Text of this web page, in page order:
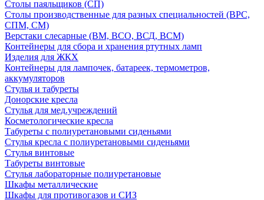
Столы паяльщиков (СП)
Столы производственные для разных специальностей (ВРС,
СПМ, СМ)
Верстаки слесарные (ВМ, ВСО, ВСД, ВСМ)
Контейнеры для сбора и хранения ртутных ламп
Изделия для ЖКХ
Контейнеры для лампочек, батареек, термометров,
аккумуляторов
Стулья и табуреты
Донорские кресла
Стулья для мед.учреждений
Косметологические кресла
Табуреты с полиуретановыми сиденьями
Стулья кресла с полиуретановыми сиденьями
Стулья винтовые
Табуреты винтовые
Стулья лабораторные полиуретановые
Шкафы металлические
Шкафы для противогазов и СИЗ